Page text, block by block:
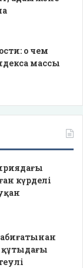
о чем
массы
күрделі
құтыдағы